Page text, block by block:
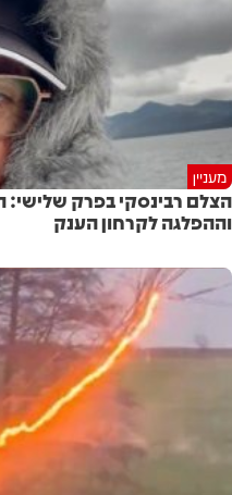
מעניין
הצלם רבינסקי בפרק שלישי:
וההפלגה לקרחון הענק